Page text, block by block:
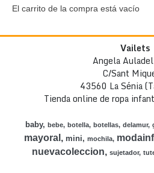
El carrito de la compra está vacío
Vailets
Angela
C/Sant
43560 La Sénia
Tienda online de ropa
baby bebe botella botellas delamur
mayoral mini mochila
nuevacoleccion sujetador